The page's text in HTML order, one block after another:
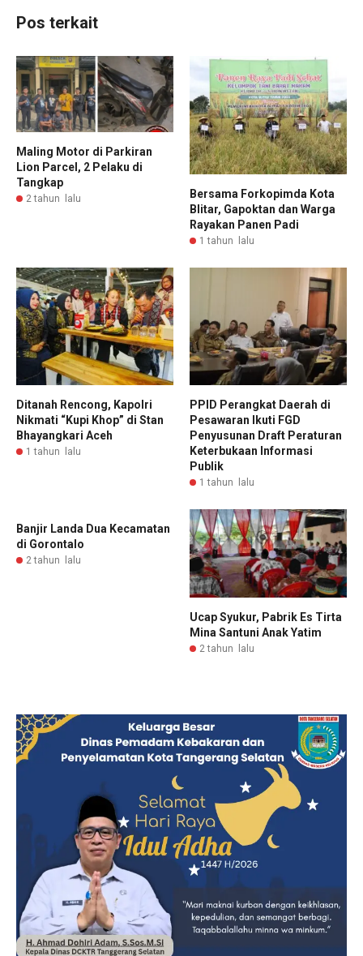
Pos terkait
Maling Motor di Parkiran
Lion Parcel, 2 Pelaku di
Tangkap
2 tahun lalu
Bersama Forkopimda Kota
Blitar, Gapoktan dan Warga
Rayakan Panen Padi
1 tahun lalu
Ditanah Rencong, Kapolri
Nikmati “Kupi Khop” di Stan
Bhayangkari Aceh
1 tahun lalu
PPID Perangkat Daerah di
Pesawaran Ikuti FGD
Penyusunan Draft Peraturan
Keterbukaan Informasi
Publik
1 tahun lalu
Banjir Landa Dua Kecamatan
di Gorontalo
2 tahun lalu
Ucap Syukur, Pabrik Es Tirta
Mina Santuni Anak Yatim
2 tahun lalu